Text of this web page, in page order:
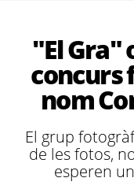
"El Gra"
concurs
nom
El grup
de les fotos,
esperen